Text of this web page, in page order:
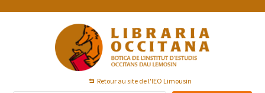
Passer
Passer
Passer
Retour au site de l'IEO Limousin